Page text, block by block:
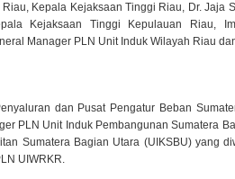
Kepala Kejaksaan Tinggi Riau, Dr. Jaja
Kejaksaan Tinggi Kepulauan Riau,
Manager PLN Unit Induk Wilayah Riau
dan Pusat Pengatur Beban
PLN Unit Induk Pembangunan Sumatera
Sumatera Bagian Utara (UIKSBU) yang
UIWRKR.